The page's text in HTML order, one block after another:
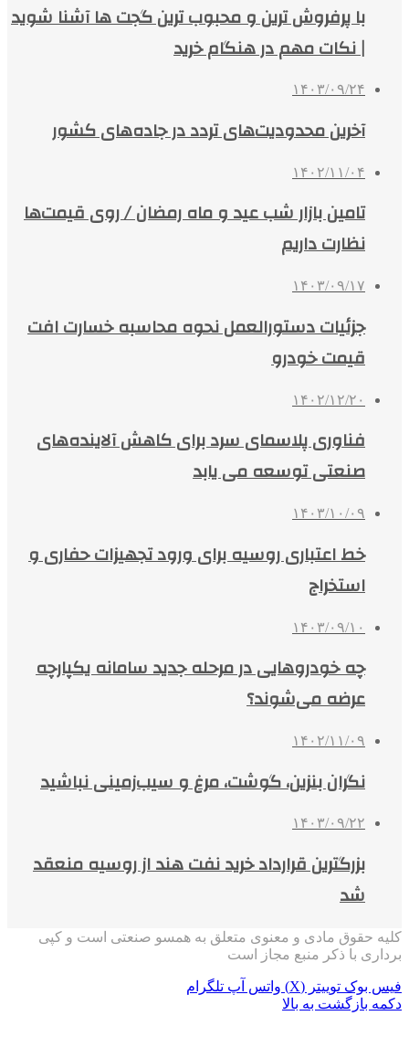
با پرفروش‌ ترین و محبوب‌ ترین گجت‌ ها آشنا شوید
| نکات مهم در هنگام خرید
۱۴۰۳/۰۹/۲۴
آخرین محدودیت‌های تردد در جاده‌های کشور
۱۴۰۲/۱۱/۰۴
تامین بازار شب عید و ماه رمضان / روی قیمت‌ها
نظارت داریم
۱۴۰۳/۰۹/۱۷
جزئیات دستورالعمل نحوه محاسبه خسارت افت
قیمت خودرو
۱۴۰۲/۱۲/۲۰
فناوری پلاسمای سرد برای کاهش آلاینده‌های
صنعتی توسعه می یابد
۱۴۰۳/۱۰/۰۹
خط اعتباری روسیه برای ورود تجهیزات حفاری و
استخراج
۱۴۰۳/۰۹/۱۰
چه خودروهایی در مرحله جدید سامانه یکپارچه
عرضه می‌شوند؟
۱۴۰۲/۱۱/۰۹
نگران بنزین، گوشت، مرغ و سیب‌زمینی نباشید
۱۴۰۳/۰۹/۲۲
بزرگترین قرارداد خرید نفت هند از روسیه منعقد
شد
کلیه حقوق مادی و معنوی متعلق به همسو صنعتی است و کپی
برداری با ذکر منبع مجاز است
فیس بوک توییتر (X) واتس آپ تلگرام
دکمه بازگشت به بالا